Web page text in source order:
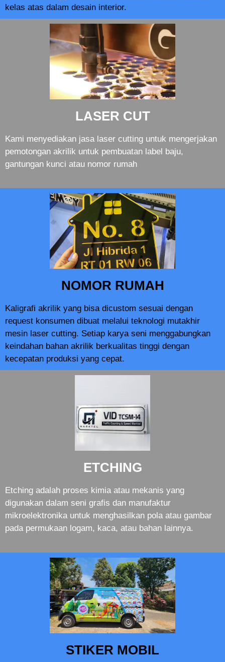
kelas atas dalam desain interior.
LASER CUT
Kami menyediakan jasa laser cutting untuk mengerjakan
pemotongan akrilik untuk pembuatan label baju,
gantungan kunci atau nomor rumah
NOMOR RUMAH
Kaligrafi akrilik yang bisa dicustom sesuai dengan
request konsumen dibuat melalui teknologi mutakhir
mesin laser cutting. Setiap karya seni menggabungkan
keindahan bahan akrilik berkualitas tinggi dengan
kecepatan produksi yang cepat.
ETCHING
Etching adalah proses kimia atau mekanis yang
digunakan dalam seni grafis dan manufaktur
mikroelektronika untuk menghasilkan pola atau gambar
pada permukaan logam, kaca, atau bahan lainnya.
STIKER MOBIL